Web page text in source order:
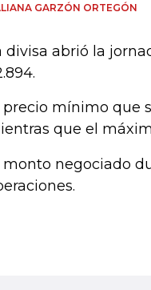
GARZÓN ORTEGÓN
divisa abrió la
precio mínimo que
que el
monto negociado